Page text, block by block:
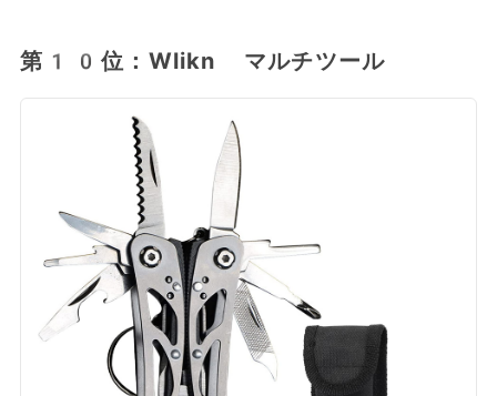
第10位：Wlikn マルチツール